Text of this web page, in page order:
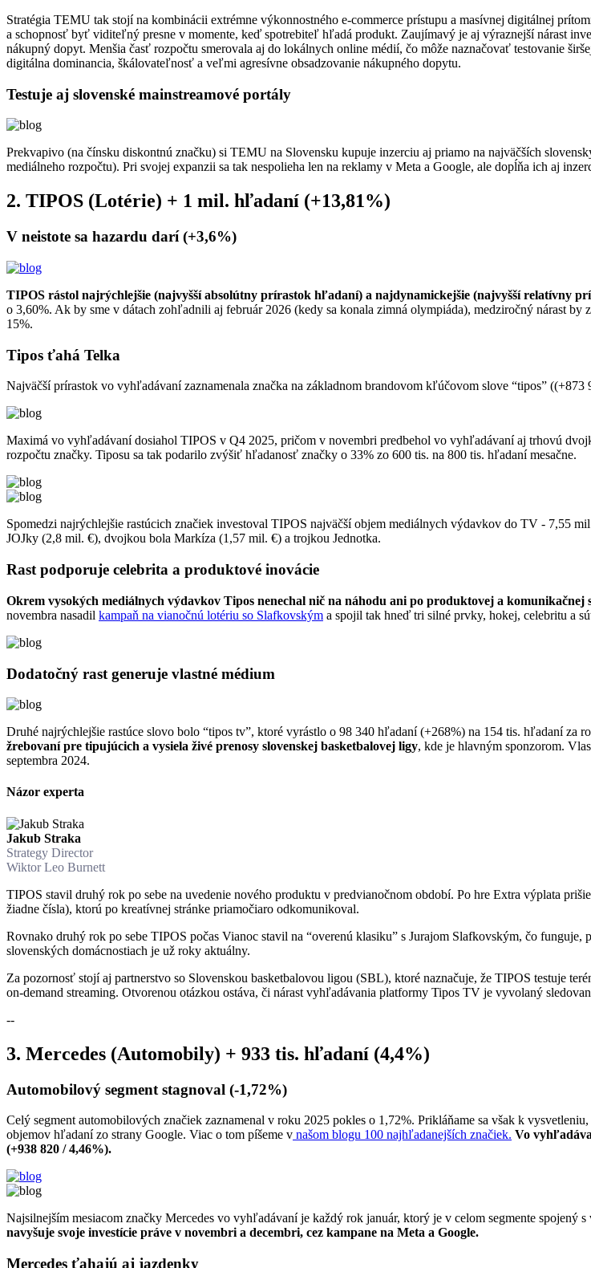
Stratégia TEMU tak stojí na kombinácii extrémne výkonnostného e-commerce prístupu a masívnej digitálnej
a schopnosť byť viditeľný presne v momente, keď spotrebiteľ hľadá produkt. Zaujímavý je aj výraznejší nárast
nákupný dopyt. Menšia časť rozpočtu smerovala aj do lokálnych online médií, čo môže naznačovať testovanie
digitálna dominancia, škálovateľnosť a veľmi agresívne obsadzovanie nákupného dopytu.
Testuje aj slovenské mainstreamové portály
Prekvapivo (na čínsku diskontnú značku) si TEMU na Slovensku kupuje inzerciu aj priamo na najväčších
mediálneho rozpočtu). Pri svojej expanzii sa tak nespolieha len na reklamy v Meta a Google, ale dopĺňa ich aj
2. TIPOS (Lotérie) + 1 mil. hľadaní (+13,81%)
V neistote sa hazardu darí (+3,6%)
TIPOS rástol najrýchlejšie (najvyšší absolútny prírastok hľadaní) a najdynamickejšie (najvyšší relatívny
o 3,60%. Ak by sme v dátach zohľadnili aj február 2026 (kedy sa konala zimná olympiáda), medziročný nárast
15%.
Tipos ťahá Telka
Najväčší prírastok vo vyhľadávaní zaznamenala značka na základnom brandovom kľúčovom slove “tipos”
Maximá vo vyhľadávaní dosiahol TIPOS v Q4 2025, pričom v novembri predbehol vo vyhľadávaní aj trhovú
rozpočtu značky. Tiposu sa tak podarilo zvýšiť hľadanosť značky o 33% zo 600 tis. na 800 tis. hľadaní mesačne.
Spomedzi najrýchlejšie rastúcich značiek investoval TIPOS najväčší objem mediálnych výdavkov do TV - 7,55
JOJky (2,8 mil. €), dvojkou bola Markíza (1,57 mil. €) a trojkou Jednotka.
Rast podporuje celebrita a produktové inovácie
Okrem vysokých mediálnych výdavkov Tipos nenechal nič na náhodu ani po produktovej a komunikačnej
novembra nasadil kampaň na vianočnú lotériu so Slafkovským a spojil tak hneď tri silné prvky, hokej, celebritu a
Dodatočný rast generuje vlastné médium
Druhé najrýchlejšie rastúce slovo bolo “tipos tv”, ktoré vyrástlo o 98 340 hľadaní (+268%) na 154 tis. hľadaní za
žrebovaní pre tipujúcich a vysiela živé prenosy slovenskej basketbalovej ligy, kde je hlavným sponzorom.
septembra 2024.
Názor experta
Jakub Straka
Strategy Director
Wiktor Leo Burnett
TIPOS stavil druhý rok po sebe na uvedenie nového produktu v predvianočnom období. Po hre Extra výplata
žiadne čísla), ktorú po kreatívnej stránke priamočiaro odkomunikoval.
Rovnako druhý rok po sebe TIPOS počas Vianoc stavil na “overenú klasiku” s Jurajom Slafkovským, čo
slovenských domácnostiach je už roky aktuálny.
Za pozornosť stojí aj partnerstvo so Slovenskou basketbalovou ligou (SBL), ktoré naznačuje, že TIPOS testuje
on-demand streaming. Otvorenou otázkou ostáva, či nárast vyhľadávania platformy Tipos TV je vyvolaný
--
3. Mercedes (Automobily) + 933 tis. hľadaní (4,4%)
Automobilový segment stagnoval (-1,72%)
Celý segment automobilových značiek zaznamenal v roku 2025 pokles o 1,72%. Prikláňame sa však k
objemov hľadaní zo strany Google. Viac o tom píšeme v našom blogu 100 najhľadanejších značiek. Vo
(+938 820 / 4,46%).
Najsilnejším mesiacom značky Mercedes vo vyhľadávaní je každý rok január, ktorý je v celom segmente spojený
navyšuje svoje investície práve v novembri a decembri, cez kampane na Meta a Google.
Mercedes ťahajú aj jazdenky